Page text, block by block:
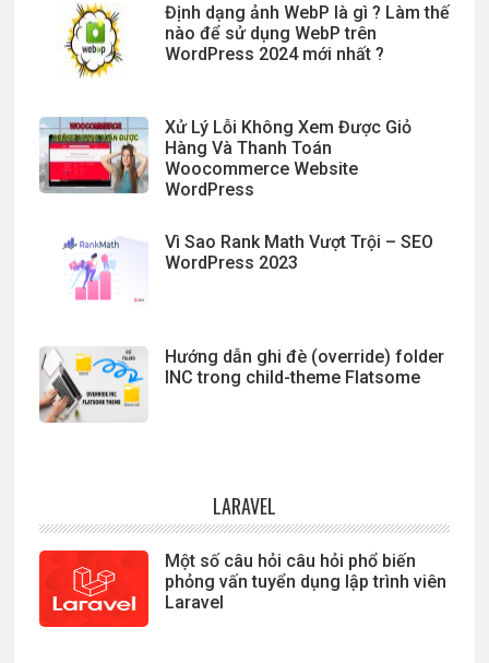
Định dạng ảnh WebP là gì ? Làm thế
nào để sử dụng WebP trên
WordPress 2024 mới nhất ?
Xử Lý Lỗi Không Xem Được Giỏ
Hàng Và Thanh Toán
Woocommerce Website
WordPress
Vì Sao Rank Math Vượt Trội – SEO
WordPress 2023
Hướng dẫn ghi đè (override) folder
INC trong child-theme Flatsome
LARAVEL
Một số câu hỏi câu hỏi phổ biến
phỏng vấn tuyển dụng lập trình viên
Laravel